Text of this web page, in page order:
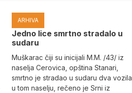
ARHIVA
Јedno lice smrtno stradalo u
sudaru
Muškarac čiji su inicijali M.M. /43/ iz
naselja Cerovica, opština Stanari,
smrtno je stradao u sudaru dva vozila
u tom naselju, rečeno je Srni iz